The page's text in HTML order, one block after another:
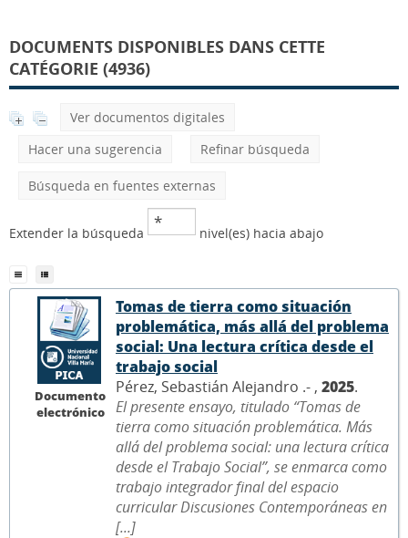
DOCUMENTS DISPONIBLES DANS CETTE
CATÉGORIE (4936)
Ver documentos digitales
Hacer una sugerencia
Refinar búsqueda
Búsqueda en fuentes externas
Extender la búsqueda nivel(es) hacia abajo
Documento
electrónico
Tomas de tierra como situación
problemática, más allá del problema
social: Una lectura crítica desde el
trabajo social
Pérez, Sebastián Alejandro .- , 2025.
El presente ensayo, titulado “Tomas de
tierra como situación problemática. Más
allá del problema social: una lectura crítica
desde el Trabajo Social”, se enmarca como
trabajo integrador final del espacio
curricular Discusiones Contemporáneas en
[...]